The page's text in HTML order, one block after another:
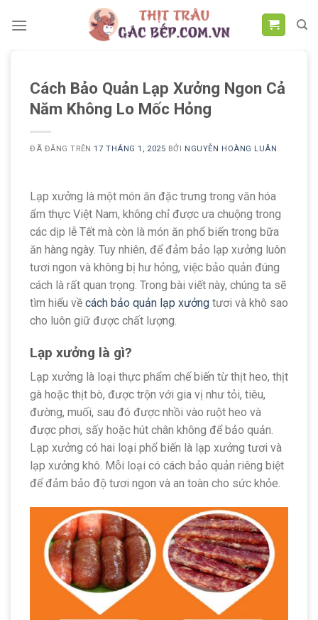
đến
Cách Bảo Quản Lạp Xưởng Ngon Cả
Năm Không Lo Mốc Hỏng
ĐÃ ĐĂNG TRÊN17 THÁNG 1, 2025 BỞI NGUYỄN HOÀNG LUÂN
Lạp xưởng là một món ăn đặc trưng trong văn hóa
ẩm thực Việt Nam, không chỉ được ưa chuộng trong
các dịp lễ Tết mà còn là món ăn phổ biến trong bữa
ăn hàng ngày. Tuy nhiên, để đảm bảo lạp xưởng luôn
tươi ngon và không bị hư hỏng, việc bảo quản đúng
cách là rất quan trọng. Trong bài viết này, chúng ta sẽ
tìm hiểu về cách bảo quản lạp xưởng tươi và khô sao
cho luôn giữ được chất lượng.
Lạp xưởng là gì?
Lạp xưởng là loại thực phẩm chế biến từ thịt heo, thịt
gà hoặc thịt bò, được trộn với gia vị như tỏi, tiêu,
đường, muối, sau đó được nhồi vào ruột heo và
được phơi, sấy hoặc hút chân không để bảo quản.
Lạp xưởng có hai loại phổ biến là lạp xưởng tươi và
lạp xưởng khô. Mỗi loại có cách bảo quản riêng biệt
để đảm bảo độ tươi ngon và an toàn cho sức khỏe.